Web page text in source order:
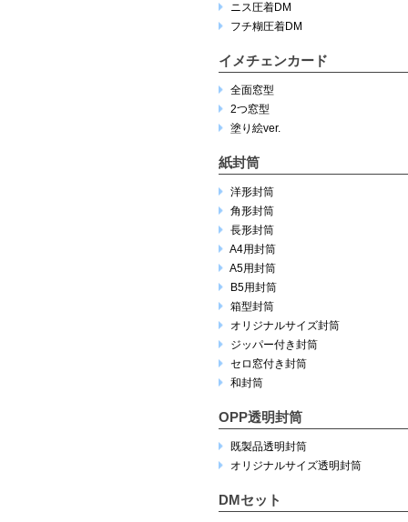
ニス圧着DM
フチ糊圧着DM
イメチェンカード
全面窓型
2つ窓型
塗り絵ver.
紙封筒
洋形封筒
角形封筒
長形封筒
A4用封筒
A5用封筒
B5用封筒
箱型封筒
オリジナルサイズ封筒
ジッパー付き封筒
セロ窓付き封筒
和封筒
OPP透明封筒
既製品透明封筒
オリジナルサイズ透明封筒
DMセット